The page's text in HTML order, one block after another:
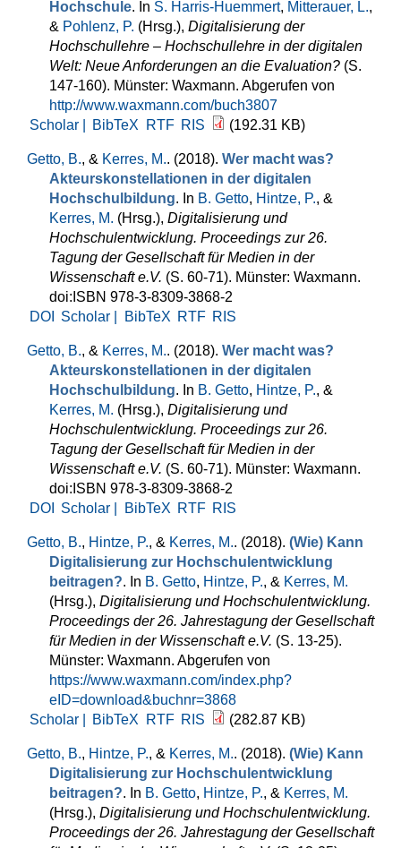
Hochschule. In S. Harris-Huemmert, Mitterauer, L.,
& Pohlenz, P. (Hrsg.), Digitalisierung der
Hochschullehre – Hochschullehre in der digitalen
Welt: Neue Anforderungen an die Evaluation? (S.
147-160). Münster: Waxmann. Abgerufen von
http://www.waxmann.com/buch3807
Scholar |
BibTeX RTF RIS (192.31 KB)
Getto, B., & Kerres, M.. (2018). Wer macht was?
Akteurskonstellationen in der digitalen
Hochschulbildung. In B. Getto, Hintze, P., &
Kerres, M. (Hrsg.), Digitalisierung und
Hochschulentwicklung. Proceedings zur 26.
Tagung der Gesellschaft für Medien in der
Wissenschaft e.V. (S. 60-71). Münster: Waxmann.
doi:ISBN 978-3-8309-3868-2
DOI
Scholar | BibTeX RTF RIS
Getto, B., & Kerres, M.. (2018). Wer macht was?
Akteurskonstellationen in der digitalen
Hochschulbildung. In B. Getto, Hintze, P., &
Kerres, M. (Hrsg.), Digitalisierung und
Hochschulentwicklung. Proceedings zur 26.
Tagung der Gesellschaft für Medien in der
Wissenschaft e.V. (S. 60-71). Münster: Waxmann.
doi:ISBN 978-3-8309-3868-2
DOI
Scholar | BibTeX RTF RIS
Getto, B., Hintze, P., & Kerres, M.. (2018). (Wie) Kann
Digitalisierung zur Hochschulentwicklung
beitragen?. In B. Getto, Hintze, P., & Kerres, M.
(Hrsg.), Digitalisierung und Hochschulentwicklung.
Proceedings der 26. Jahrestagung der Gesellschaft
für Medien in der Wissenschaft e.V. (S. 13-25).
Münster: Waxmann. Abgerufen von
https://www.waxmann.com/index.php?
eID=download&buchnr=3868
Scholar |
BibTeX RTF RIS (282.87 KB)
Getto, B., Hintze, P., & Kerres, M.. (2018). (Wie) Kann
Digitalisierung zur Hochschulentwicklung
beitragen?. In B. Getto, Hintze, P., & Kerres, M.
(Hrsg.), Digitalisierung und Hochschulentwicklung.
Proceedings der 26. Jahrestagung der Gesellschaft